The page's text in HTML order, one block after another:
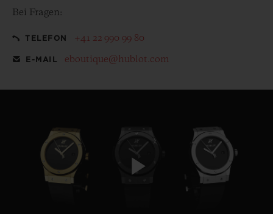
Bei Fragen:
TELEFON +41 22 990 99 80
E-MAIL eboutique@hublot.com
Play